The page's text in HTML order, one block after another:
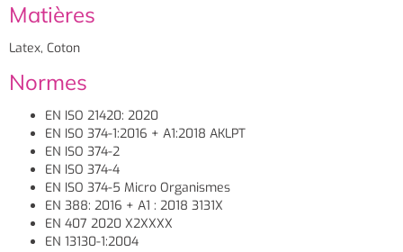
Matières
Latex, Coton
Normes
EN ISO 21420: 2020
EN ISO 374-1:2016 + A1:2018 AKLPT
EN ISO 374-2
EN ISO 374-4
EN ISO 374-5 Micro Organismes
EN 388: 2016 + A1 : 2018 3131X
EN 407 2020 X2XXXX
EN 13130-1:2004